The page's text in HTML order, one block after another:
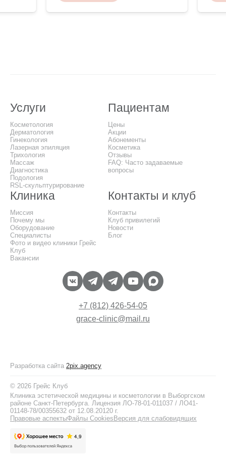
Услуги
Косметология
Дерматология
Гинекология
Лазерная эпиляция
Трихология
Массаж
Диагностика
Подология
RSL-скульптурирование
Пациентам
Цены
Акции
Абонементы
Косметика
Отзывы
FAQ: Часто задаваемые
вопросы
Клиника
Миссия
Почему мы
Оборудование
Специалисты
Фото и видео клиники Грейс
Клуб
Вакансии
Контакты и клуб
Контакты
Клуб привилегий
Новости
Блог
+7 (812) 426-54-05
grace-clinic@mail.ru
Разработка сайта 2pix.agency
© 2026 Грейс Клуб
Клиника эстетической медицины и косметологии в Выборгском
районе Санкт-Петербурга. Лицензия ЛО-78-01-011037 / ЛО41-
01148-78/00355632 от 12.08.20120 г.
Правовые аспектыФайлы Cookies Версия для слабовидящих